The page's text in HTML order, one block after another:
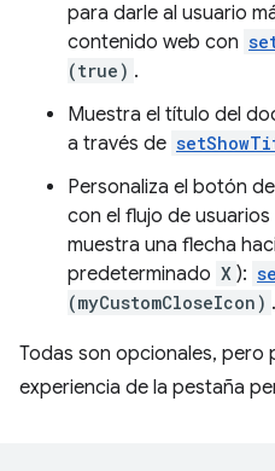
para darle al usuario
contenido web con
(true) .
Muestra el título del
a través de
Personaliza el botón
con el flujo de
muestra una flecha
predeterminado X ):
(myCustomCloseIcon) .
Todas son opcionales, pero
experiencia de la pestaña